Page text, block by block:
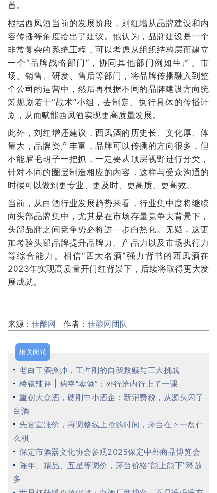
首。
根据西凤酒当前的发展阶段，刘红增从品牌建设和内
容传播等角度给出了建议。他认为，品牌建设是一个
非常复杂的系统工程，可以考虑从组织结构层面建立
一个“品牌战略部门”，协同其他部门例如生产、市
场、销售、研发、售后等部门，将品牌传播融入到整
个公司的运营中，然后再根据不同的品牌建设方向统
筹规划若干“战术”小组，去制定、执行具体的传播计
划，从而赋能西凤酒实现更高质量发展。
此外，刘红增还建议，西凤酒的历史长、文化厚、体
量大，品牌资产丰富，品牌可以传播的方向很多，但
不能眉毛胡子一把抓，一定要从顶层视野进行分类，
针对不同的圈层制造相应的内容，这样与受众沟通的
时候可以做到更专业、更及时、更高质、更高效。
当前，从白酒行业发展趋势来看，行业集中度将继续
向头部品牌集中，尤其是在市场存量竞争大背景下，
头部品牌之间竞争势必将进一步白热化。无疑，这更
加考验头部品牌提升品牌力、产品力以及市场执行力
等综合能力。相信“四大名酒”强力背书的西凤酒在
2023年实现高质量开门红背景下，后续将取得更大发
展成就。
来源： 佳酿网 作者： 佳酿网团队
相关阅读
老白干酒换帅，王占刚的自我救赎与三大挑战
棱镜辣评 | 瑞幸“卖酒”：外行给内行上了一课
重创大众酒，硬刚中小酒企：新消费税，从源头闪了
白酒
先官宣涨价，再调整线上抢购时间，茅台在下一盘什
么棋
保定市酒器文化协会参观2026保定中外商品博览会
陈年、精品、五星等调价，茅台价格“能上能下”释放
多